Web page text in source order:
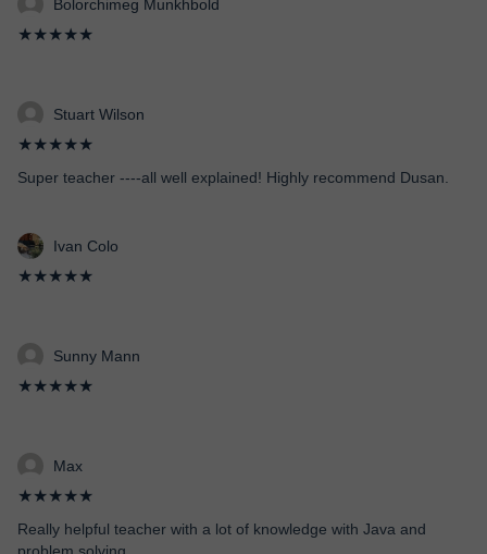
Bolorchimeg Munkhbold
★★★★★
Stuart Wilson
★★★★★
Super teacher ----all well explained! Highly recommend Dusan.
Ivan Colo
★★★★★
Sunny Mann
★★★★★
Max
★★★★★
Really helpful teacher with a lot of knowledge with Java and